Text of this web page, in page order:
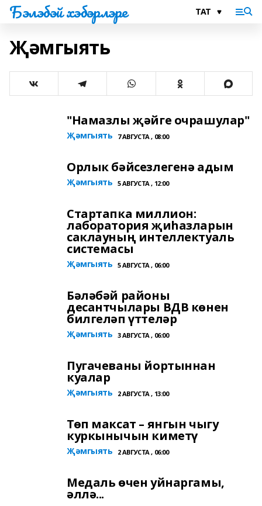
Бэлэбэй хэбэрлэре
Җәмгыять
"Намазлы җәйге очрашулар"
Җәмгыять 7 АВГУСТА , 08:00
Орлык бәйсезлегенә адым
Җәмгыять 5 АВГУСТА , 12:00
Стартапка миллион:
лаборатория җиһазларын
саклауның интеллектуаль
системасы
Җәмгыять 5 АВГУСТА , 06:00
Бәләбәй районы
десантчылары ВДВ көнен
билгеләп үттеләр
Җәмгыять 3 АВГУСТА , 06:00
Пугачеваны йортыннан
куалар
Җәмгыять 2 АВГУСТА , 13:00
Төп максат – янгын чыгу
куркынычын киметү
Җәмгыять 2 АВГУСТА , 06:00
Медаль өчен уйнаргамы,
әллә...